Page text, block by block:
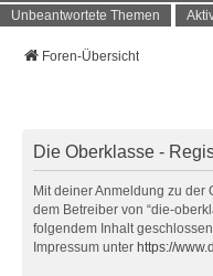
Unbeantwortete Themen
Foren-Übersicht
Die Oberklasse -
Mit deiner Anmeldung zu
dem Betreiber von “die-
folgendem Inhalt
Impressum unter https://